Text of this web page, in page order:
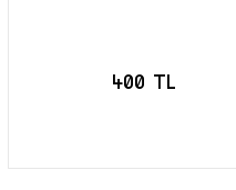
400 TL